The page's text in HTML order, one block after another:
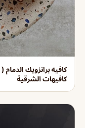
كافيه برانزويك
كافيهات الشرقية